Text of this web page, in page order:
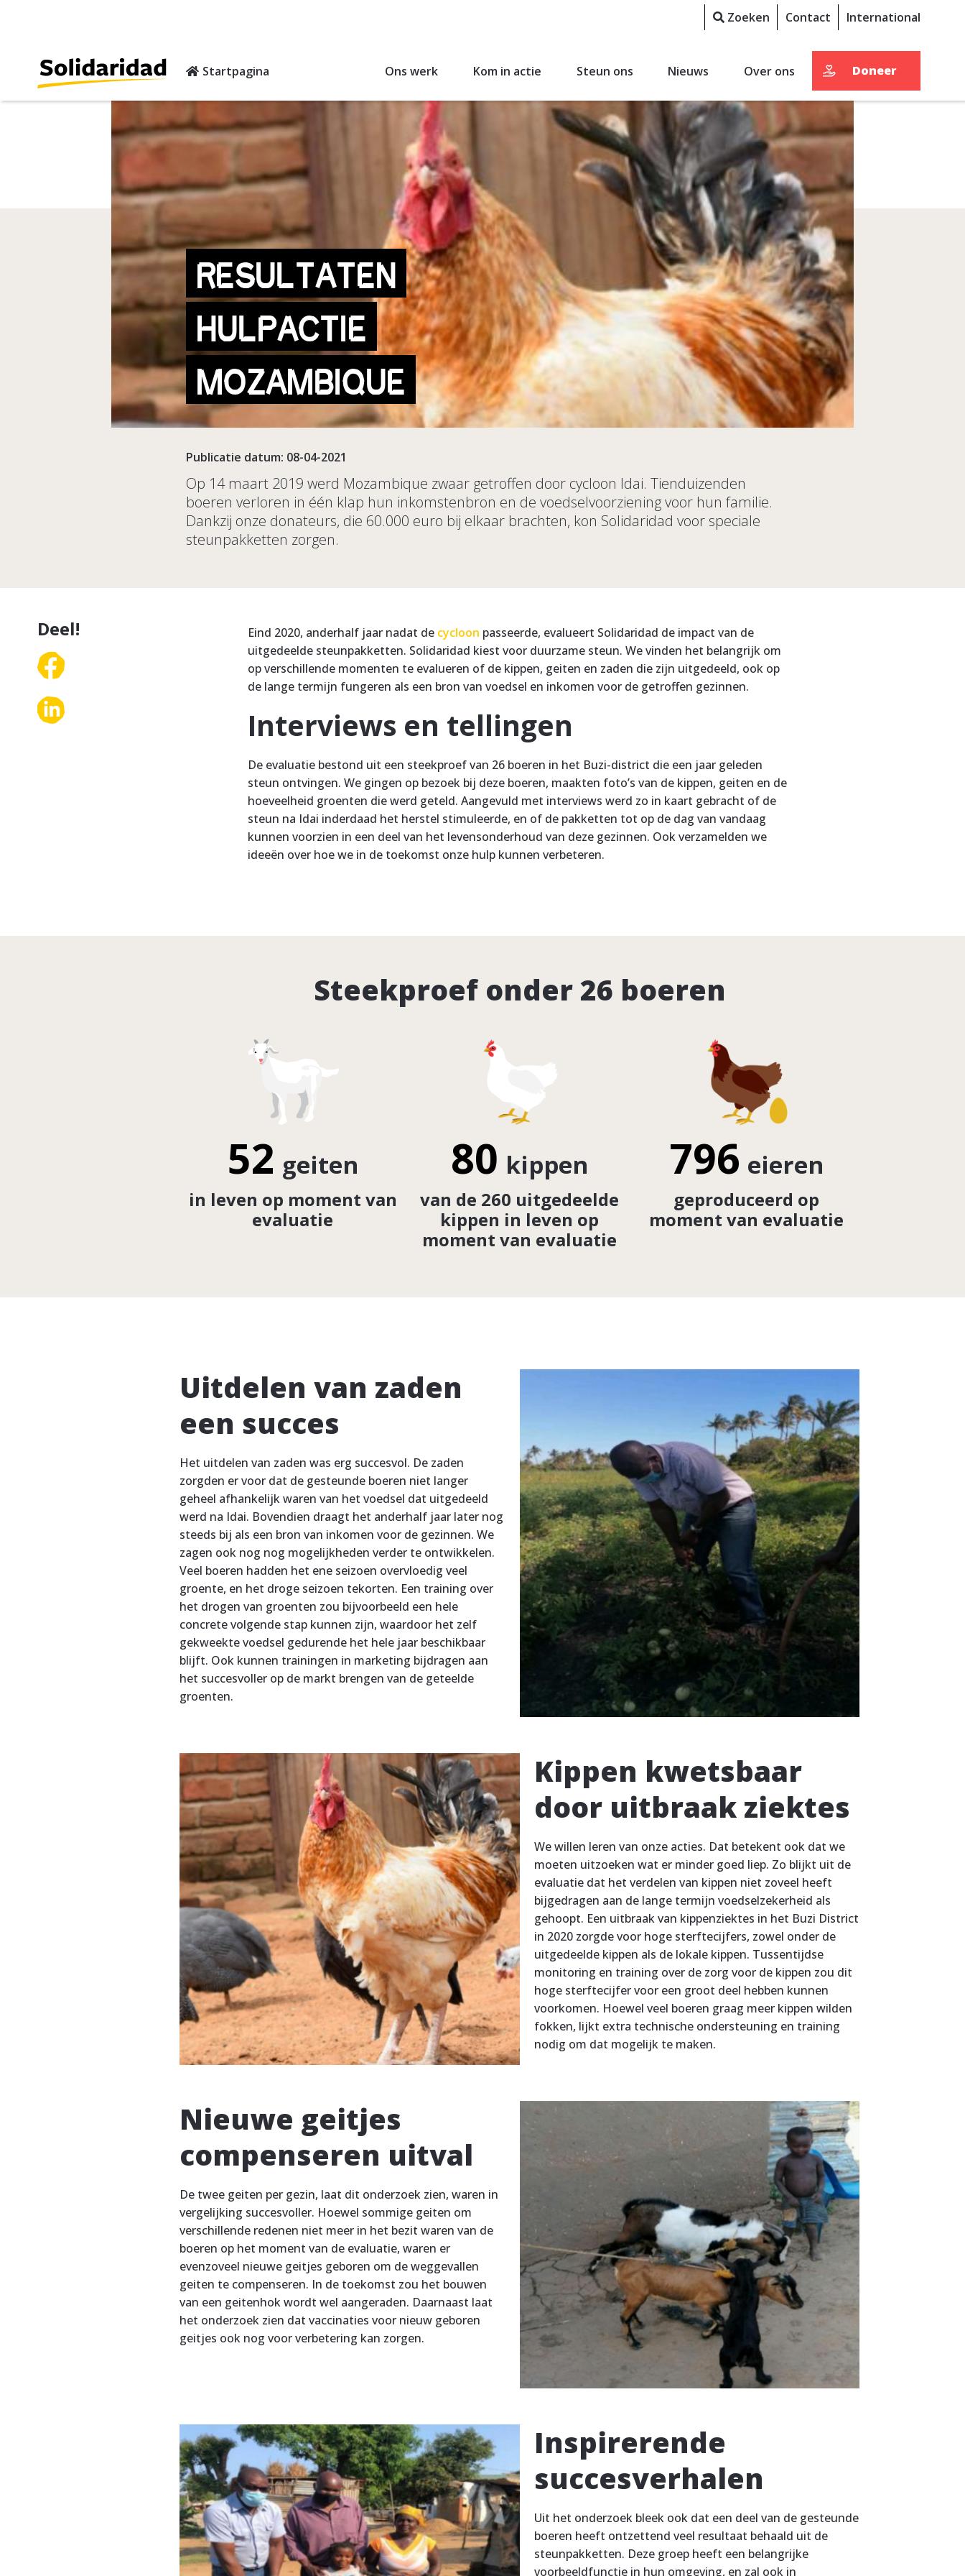
Zoeken Contact International
Startpagina Ons werk Kom in actie Steun ons Nieuws Over ons Doneer
RESULTATEN
HULPACTIE
MOZAMBIQUE
Publicatie datum: 08-04-2021
Op 14 maart 2019 werd Mozambique zwaar getroffen door cycloon Idai. Tienduizenden
boeren verloren in één klap hun inkomstenbron en de voedselvoorziening voor hun familie.
Dankzij onze donateurs, die 60.000 euro bij elkaar brachten, kon Solidaridad voor speciale
steunpakketten zorgen.
Deel! Eind 2020, anderhalf jaar nadat de cycloon passeerde, evalueert Solidaridad de impact van de
uitgedeelde steunpakketten. Solidaridad kiest voor duurzame steun. We vinden het belangrijk om
op verschillende momenten te evalueren of de kippen, geiten en zaden die zijn uitgedeeld, ook op
de lange termijn fungeren als een bron van voedsel en inkomen voor de getroffen gezinnen.
Interviews en tellingen
De evaluatie bestond uit een steekproef van 26 boeren in het Buzi-district die een jaar geleden
steun ontvingen. We gingen op bezoek bij deze boeren, maakten foto’s van de kippen, geiten en de
hoeveelheid groenten die werd geteld. Aangevuld met interviews werd zo in kaart gebracht of de
steun na Idai inderdaad het herstel stimuleerde, en of de pakketten tot op de dag van vandaag
kunnen voorzien in een deel van het levensonderhoud van deze gezinnen. Ook verzamelden we
ideeën over hoe we in de toekomst onze hulp kunnen verbeteren.
Steekproef onder 26 boeren
52 geiten
in leven op moment van
evaluatie
80 kippen
van de 260 uitgedeelde
kippen in leven op
moment van evaluatie
796 eieren
geproduceerd op
moment van evaluatie
Uitdelen van zaden
een succes
Het uitdelen van zaden was erg succesvol. De zaden
zorgden er voor dat de gesteunde boeren niet langer
geheel afhankelijk waren van het voedsel dat uitgedeeld
werd na Idai. Bovendien draagt het anderhalf jaar later nog
steeds bij als een bron van inkomen voor de gezinnen. We
zagen ook nog nog mogelijkheden verder te ontwikkelen.
Veel boeren hadden het ene seizoen overvloedig veel
groente, en het droge seizoen tekorten. Een training over
het drogen van groenten zou bijvoorbeeld een hele
concrete volgende stap kunnen zijn, waardoor het zelf
gekweekte voedsel gedurende het hele jaar beschikbaar
blijft. Ook kunnen trainingen in marketing bijdragen aan
het succesvoller op de markt brengen van de geteelde
groenten.
Kippen kwetsbaar
door uitbraak ziektes
We willen leren van onze acties. Dat betekent ook dat we
moeten uitzoeken wat er minder goed liep. Zo blijkt uit de
evaluatie dat het verdelen van kippen niet zoveel heeft
bijgedragen aan de lange termijn voedselzekerheid als
gehoopt. Een uitbraak van kippenziektes in het Buzi District
in 2020 zorgde voor hoge sterftecijfers, zowel onder de
uitgedeelde kippen als de lokale kippen. Tussentijdse
monitoring en training over de zorg voor de kippen zou dit
hoge sterftecijfer voor een groot deel hebben kunnen
voorkomen. Hoewel veel boeren graag meer kippen wilden
fokken, lijkt extra technische ondersteuning en training
nodig om dat mogelijk te maken.
Nieuwe geitjes
compenseren uitval
De twee geiten per gezin, laat dit onderzoek zien, waren in
vergelijking succesvoller. Hoewel sommige geiten om
verschillende redenen niet meer in het bezit waren van de
boeren op het moment van de evaluatie, waren er
evenzoveel nieuwe geitjes geboren om de weggevallen
geiten te compenseren. In de toekomst zou het bouwen
van een geitenhok wordt wel aangeraden. Daarnaast laat
het onderzoek zien dat vaccinaties voor nieuw geboren
geitjes ook nog voor verbetering kan zorgen.
Inspirerende
succesverhalen
Uit het onderzoek bleek ook dat een deel van de gesteunde
boeren heeft ontzettend veel resultaat behaald uit de
steunpakketten. Deze groep heeft een belangrijke
voorbeeldfunctie in hun omgeving, en zal ook in